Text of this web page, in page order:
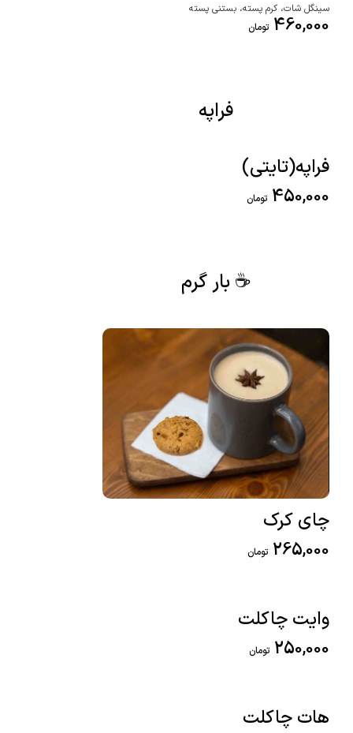
سینگل شات، کرم پسته، بستنی پسته
460,000 تومان
فراپه
فراپه(تایتی)
450,000 تومان
☕ بار گرم
چای کرک
265,000 تومان
وایت چاکلت
250,000 تومان
هات چاکلت